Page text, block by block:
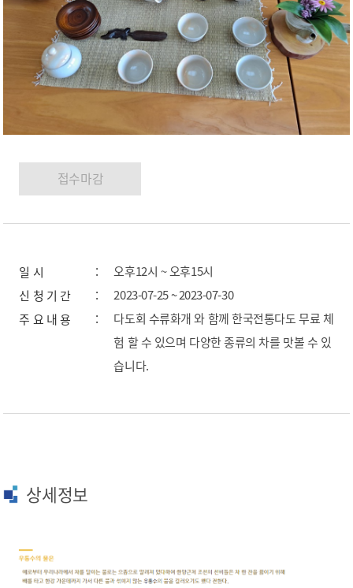
일 시
오후12시 ~ 오후15시
신 청 기 간
2023-07-25 ~ 2023-07-30
주 요 내 용
다도회 수류화개 와 함께 한국전통다도 무료 체
험 할 수 있으며 다양한 종류의 차를 맛볼 수 있
습니다.
상세정보